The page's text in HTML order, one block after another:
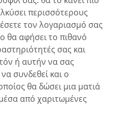
περισσότερους
τον λογαριασμό σας
θα αφήσει το πιθανό
σας και
ή αυτήν να σας
συνδεθεί και ο
θα δώσει μια ματιά
από χαριτωμένες